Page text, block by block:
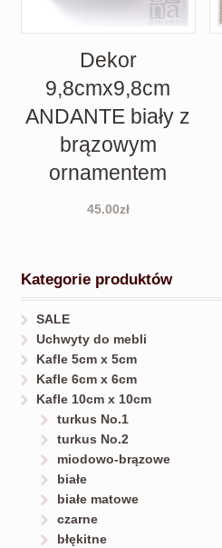
Dekor
9,8cmx9,8cm
ANDANTE biały z
brązowym
ornamentem
45.00zł
Kategorie produktów
SALE
Uchwyty do mebli
Kafle 5cm x 5cm
Kafle 6cm x 6cm
Kafle 10cm x 10cm
turkus No.1
turkus No.2
miodowo-brązowe
białe
białe matowe
czarne
błękitne